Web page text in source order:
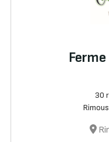
30